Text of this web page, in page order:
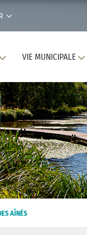
VIE MUNICIPALE
AÎNÉS